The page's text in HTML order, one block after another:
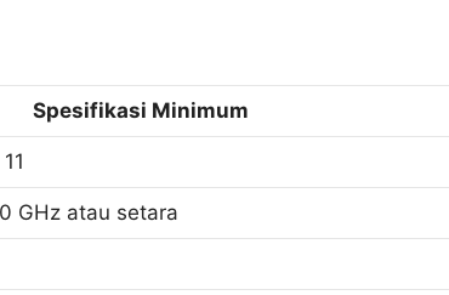
Spesifikasi Minimum
GHz atau setara